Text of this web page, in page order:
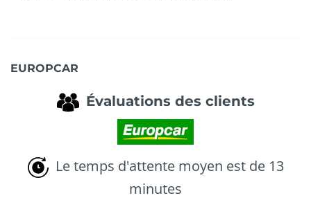
EUROPCAR
Évaluations des clients
Le temps d'attente moyen est de 13
minutes